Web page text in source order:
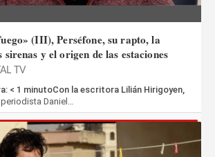
(III), Perséfone, su rapto, la
y el origen de las estaciones
TV
< 1 minutoCon la escritora Lilián Hirigoyen,
Daniel…